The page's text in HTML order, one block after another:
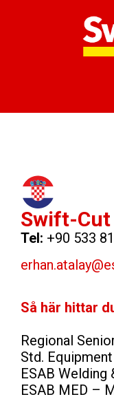
Swift-Cut
Tel: +90 533
Så här hittar
Regional
Std.
ESAB Welding
ESAB MED –